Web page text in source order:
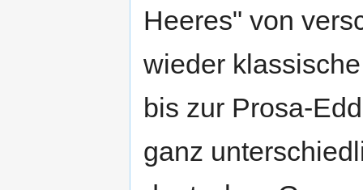
Heeres" von
wieder
bis zur Prosa-
ganz